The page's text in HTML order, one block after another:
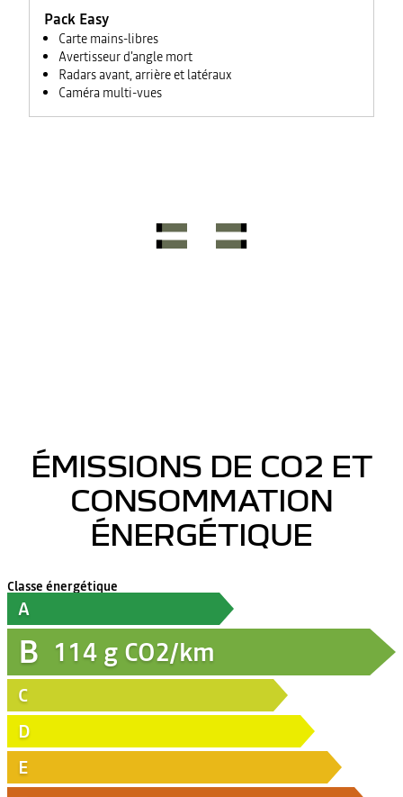
Pack Easy
Carte mains-libres
Avertisseur d'angle mort
Radars avant, arrière et latéraux
Caméra multi-vues
ÉMISSIONS DE CO2 ET
CONSOMMATION
ÉNERGÉTIQUE
Classe énergétique
A
B 114 g CO2/km
C
D
E